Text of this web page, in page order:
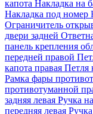
капота Накладка на
Накладка под номер
Ограничитель
двери задней
панель крепления
передней правой
капота правая Петля
Рамка фары
противотуманной
задняя левая Ручка
передняя левая